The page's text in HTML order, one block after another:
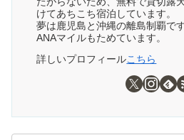
けてあちこち宿泊しています。
夢は鹿児島と沖縄の離島制覇です
ANAマイルもためています。
詳しいプロフィールこちら